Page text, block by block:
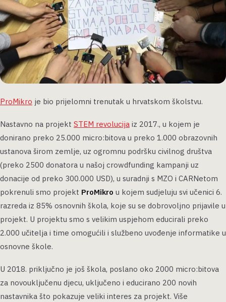
ProMikro je bio prijelomni trenutak u hrvatskom školstvu.
Nastavno na projekt STEM revolucija iz 2017., u kojem je
donirano preko 25.000 micro:bitova u preko 1.000 obrazovnih
ustanova širom zemlje, uz ogromnu podršku civilnog društva
(preko 2500 donatora u našoj crowdfunding kampanji uz
donacije od preko 300.000 USD), u suradnji s MZO i CARNetom
pokrenuli smo projekt ProMikro u kojem sudjeluju svi učenici 6.
razreda iz 85% osnovnih škola, koje su se dobrovoljno prijavile u
projekt. U projektu smo s velikim uspjehom educirali preko
2.000 učitelja i time omogućili i službeno uvođenje informatike u
osnovne škole.
U 2018. priključno je još škola, poslano oko 2000 micro:bitova
za novouključenu djecu, uključeno i educirano 200 novih
nastavnika što pokazuje veliki interes za projekt. Više